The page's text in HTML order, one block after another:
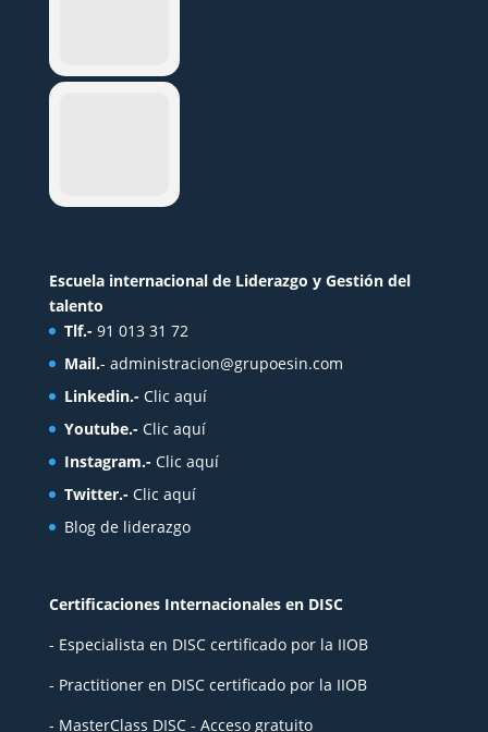
Escuela internacional de Liderazgo y Gestión del
talento
Tlf.- 91 013 31 72
Mail.- administracion@grupoesin.com
Linkedin.- Clic aquí
Youtube.- Clic aquí
Instagram.- Clic aquí
Twitter.- Clic aquí
Blog de liderazgo
Certificaciones Internacionales en DISC
- Especialista en DISC certificado por la IIOB
- Practitioner en DISC certificado por la IIOB
- MasterClass DISC - Acceso gratuito